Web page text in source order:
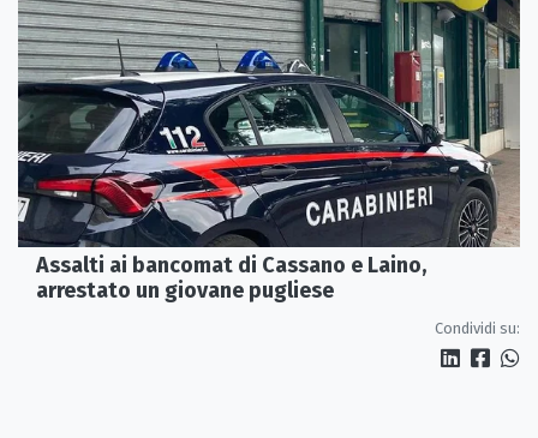
Assalti ai bancomat di Cassano e Laino,
arrestato un giovane pugliese
Condividi su: